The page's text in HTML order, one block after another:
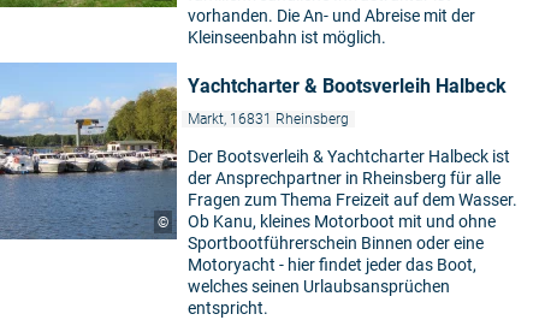
vorhanden. Die An- und Abreise mit der
Kleinseenbahn ist möglich.
©
Yachtcharter & Bootsverleih Halbeck
Markt, 16831 Rheinsberg
Der Bootsverleih & Yachtcharter Halbeck ist
der Ansprechpartner in Rheinsberg für alle
Fragen zum Thema Freizeit auf dem Wasser.
Ob Kanu, kleines Motorboot mit und ohne
Sportbootführerschein Binnen oder eine
Motoryacht - hier findet jeder das Boot,
welches seinen Urlaubsansprüchen
entspricht.